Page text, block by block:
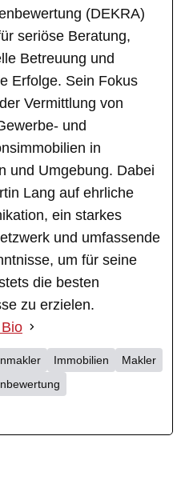
(DEKRA)
seriöse Beratung,
Betreuung und
Erfolge. Sein Fokus
Vermittlung von
und
in
und Umgebung. Dabei
Lang auf ehrliche
ein starkes
und umfassende
um für seine
die besten
zu erzielen.
Immobilien
Makler